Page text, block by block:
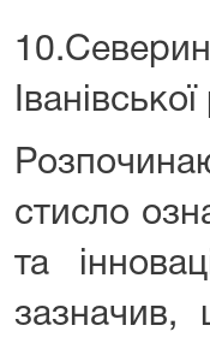
стисло
та
зазначив,